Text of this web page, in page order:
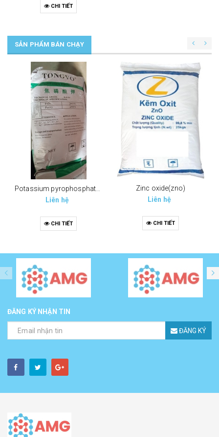
CHI TIẾT
SẢN PHẨM BÁN CHẠY
Potassium pyrophosphate (tppp) (k4p2o7)
Liên hệ
CHI TIẾT
Zinc oxide(zno)
Liên hệ
CHI TIẾT
ĐĂNG KÝ NHẬN TIN
ĐĂNG KÝ